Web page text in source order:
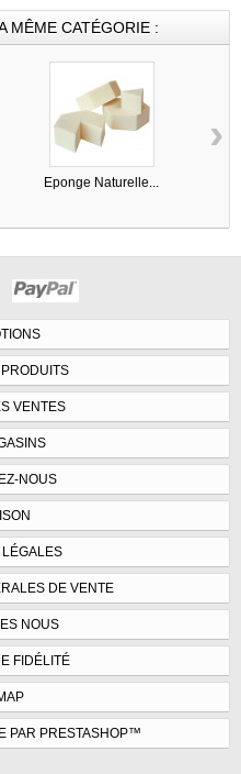
MÊME CATÉGORIE :
Eponge Naturelle...
›
VENTES
NOUS
DE VENTE
NOUS
FIDÉLITÉ
PAR PRESTASHOP™